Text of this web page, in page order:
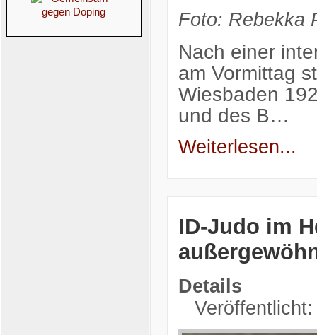
Foto: Rebekka
Nach einer
am Vormittag
Wiesbaden
und des B…
Weiterlesen...
ID-Judo im
Details